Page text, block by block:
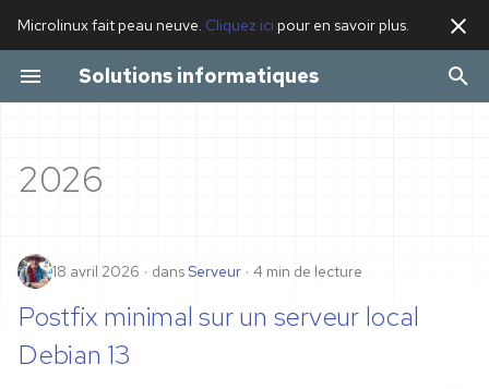
Microlinux fait peau neuve. Cliquez ici pour en savoir plus.
Solutions informatiques
t
a
l
i
Nom de domaine
Serveur de messagerie
Site web et blog
Poste de travail
Serveur
2026
18 avril 2026 dansServeur 4 min de lecture
Postfix minimal sur un serveur local
Debian 13